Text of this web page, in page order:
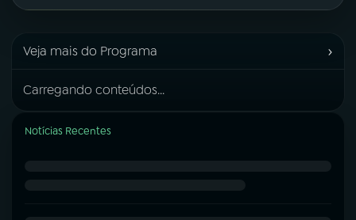
Veja mais do Programa ›
Carregando conteúdos...
Notícias Recentes